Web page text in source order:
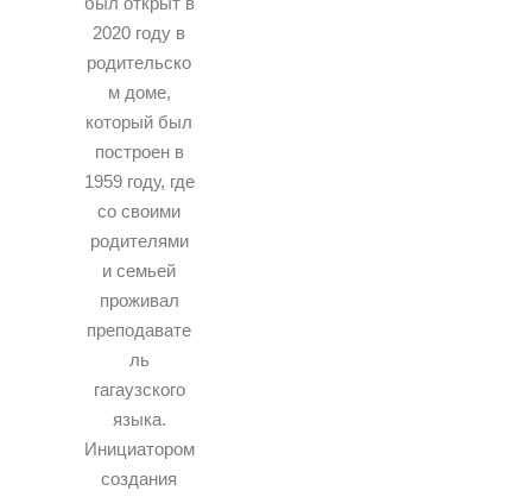
2020 году в
родительско
м доме,
который был
построен в
1959 году, где
со своими
родителями
и семьей
проживал
преподавате
ль
гагаузского
языка.
Инициатором
создания